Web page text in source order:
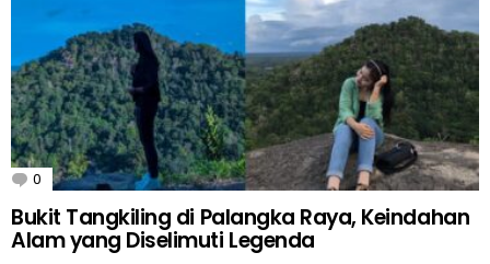
0 Comments
Bukit Tangkiling di Palangka Raya, Keindahan
Alam yang Diselimuti Legenda